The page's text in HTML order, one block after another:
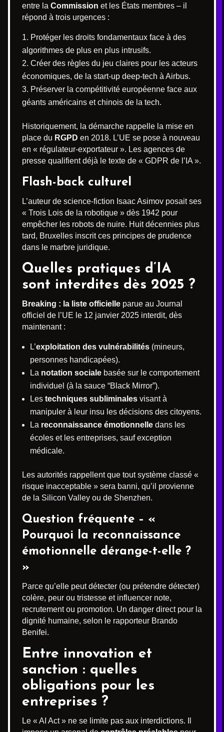
entre la Commission et les États membres – il
répond à trois urgences :
Protéger les droits fondamentaux face à des
algorithmes de plus en plus intrusifs.
Créer des règles du jeu claires pour les acteurs
économiques, de la start-up deep-tech à Airbus.
Préserver la compétitivité européenne face aux
géants américains et chinois de la tech.
Historiquement, la démarche rappelle la mise en
place du RGPD en 2018. L’UE se pose à nouveau
en « régulateur-exportateur ». Les agences de
presse qualifient déjà le texte de « GDPR de l’IA ».
Flash-back culturel
L’auteur de science-fiction Isaac Asimov posait ses
« Trois Lois de la robotique » dès 1942 pour
empêcher les robots de nuire. Huit décennies plus
tard, Bruxelles inscrit ces principes de prudence
dans le marbre juridique.
Quelles pratiques d’IA
sont interdites dès 2025 ?
Breaking : la liste officielle parue au Journal
officiel de l’UE le 12 janvier 2025 interdit, dès
maintenant :
L’exploitation des vulnérabilités (mineurs,
personnes handicapées).
La notation sociale basée sur le comportement
individuel (à la sauce “Black Mirror”).
Les techniques subliminales visant à
manipuler à leur insu les décisions des citoyens.
La reconnaissance émotionnelle dans les
écoles et les entreprises, sauf exception
médicale.
Les autorités rappellent que tout système classé «
risque inacceptable » sera banni, qu’il provienne
de la Silicon Valley ou de Shenzhen.
Question fréquente – «
Pourquoi la reconnaissance
émotionnelle dérange-t-elle ?
»
Parce qu’elle peut détecter (ou prétendre détecter)
colère, peur ou tristesse et influencer note,
recrutement ou promotion. Un danger direct pour la
dignité humaine, selon le rapporteur Brando
Benifei.
Entre innovation et
sanction : quelles
obligations pour les
entreprises ?
Le « AI Act » ne se limite pas aux interdictions. Il